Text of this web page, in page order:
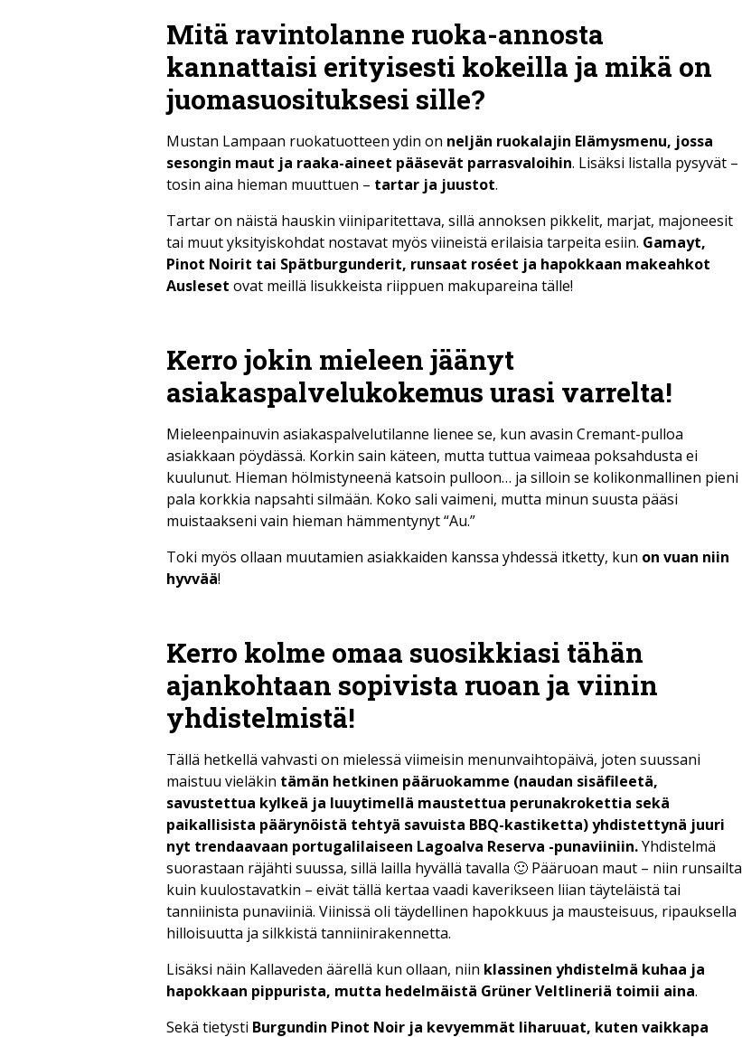
Mitä ravintolanne ruoka-annosta
kannattaisi erityisesti kokeilla ja mikä on
juomasuosituksesi sille?
Mustan Lampaan ruokatuotteen ydin on neljän ruokalajin Elämysmenu, jossa
sesongin maut ja raaka-aineet pääsevät parrasvaloihin. Lisäksi listalla pysyvät –
tosin aina hieman muuttuen – tartar ja juustot.
Tartar on näistä hauskin viiniparitettava, sillä annoksen pikkelit, marjat, majoneesit
tai muut yksityiskohdat nostavat myös viineistä erilaisia tarpeita esiin. Gamayt,
Pinot Noirit tai Spätburgunderit, runsaat roséet ja hapokkaan makeahkot
Ausleset ovat meillä lisukkeista riippuen makupareina tälle!
Kerro jokin mieleen jäänyt
asiakaspalvelukokemus urasi varrelta!
Mieleenpainuvin asiakaspalvelutilanne lienee se, kun avasin Cremant-pulloa
asiakkaan pöydässä. Korkin sain käteen, mutta tuttua vaimeaa poksahdusta ei
kuulunut. Hieman hölmistyneenä katsoin pulloon… ja silloin se kolikonmallinen pieni
pala korkkia napsahti silmään. Koko sali vaimeni, mutta minun suusta pääsi
muistaakseni vain hieman hämmentynyt “Au.”
Toki myös ollaan muutamien asiakkaiden kanssa yhdessä itketty, kun on vuan niin
hyvvää!
Kerro kolme omaa suosikkiasi tähän
ajankohtaan sopivista ruoan ja viinin
yhdistelmistä!
Tällä hetkellä vahvasti on mielessä viimeisin menunvaihtopäivä, joten suussani
maistuu vieläkin tämän hetkinen pääruokamme (naudan sisäfileetä,
savustettua kylkeä ja luuytimellä maustettua perunakrokettia sekä
paikallisista päärynöistä tehtyä savuista BBQ-kastiketta) yhdistettynä juuri
nyt trendaavaan portugalilaiseen Lagoalva Reserva -punaviiniin.Yhdistelmä
suorastaan räjähti suussa, sillä lailla hyvällä tavalla 🙂 Pääruoan maut – niin runsailta
kuin kuulostavatkin – eivät tällä kertaa vaadi kaverikseen liian täyteläistä tai
tanniinista punaviiniä. Viinissä oli täydellinen hapokkuus ja mausteisuus, ripauksella
hilloisuutta ja silkkistä tanniinirakennetta.
Lisäksi näin Kallaveden äärellä kun ollaan, niin klassinen yhdistelmä kuhaa ja
hapokkaan pippurista, mutta hedelmäistä Grüner Veltlineriä toimii aina.
Sekä tietysti Burgundin Pinot Noir ja kevyemmät liharuuat, kuten vaikkapa